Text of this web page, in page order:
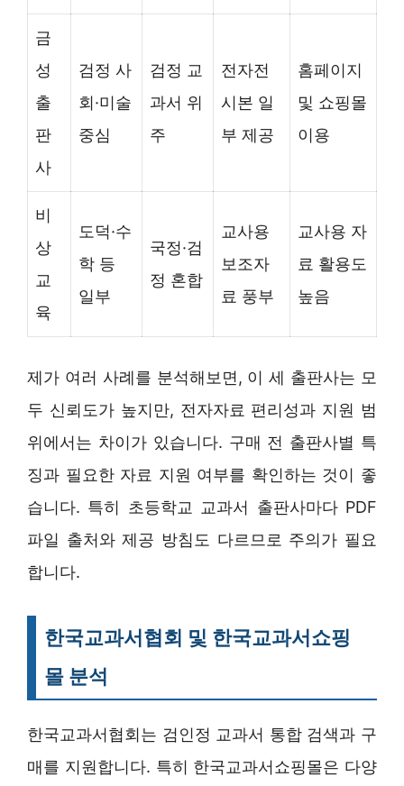
금
성
출
판
사
검정 사
회·미술
중심
검정 교
과서 위
주
전자전
시본 일
부 제공
홈페이지
및 쇼핑몰
이용
비
상
교
육
도덕·수
학 등
일부
국정·검
정 혼합
교사용
보조자
료 풍부
교사용 자
료 활용도
높음
제가 여러 사례를 분석해보면, 이 세 출판사는 모
두 신뢰도가 높지만, 전자자료 편리성과 지원 범
위에서는 차이가 있습니다. 구매 전 출판사별 특
징과 필요한 자료 지원 여부를 확인하는 것이 좋
습니다. 특히 초등학교 교과서 출판사마다 PDF
파일 출처와 제공 방침도 다르므로 주의가 필요
합니다.
한국교과서협회 및 한국교과서쇼핑
몰 분석
한국교과서협회는 검인정 교과서 통합 검색과 구
매를 지원합니다. 특히 한국교과서쇼핑몰은 다양